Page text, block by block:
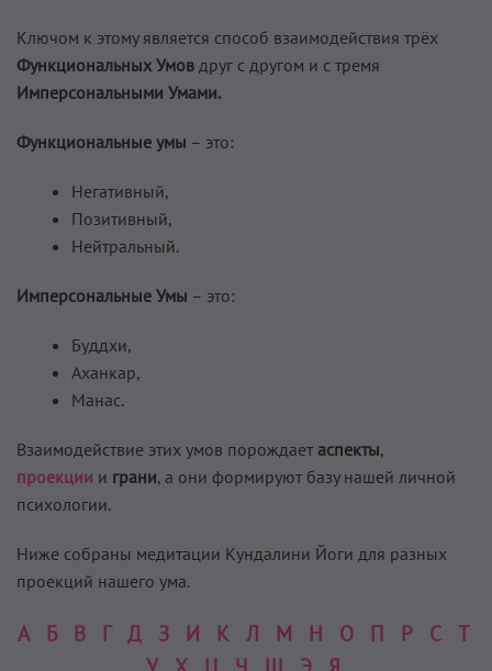
Ключом к этому является способ взаимодействия трёх
Функциональных Умов друг с другом и с тремя
Имперсональными Умами.
Функциональные умы – это:
Негативный,
Позитивный,
Нейтральный.
Имперсональные Умы – это:
Буддхи,
Аханкар,
Манас.
Взаимодействие этих умов порождает аспекты,
проекции и грани, а они формируют базу нашей личной
психологии.
Ниже собраны медитации Кундалини Йоги для разных
проекций нашего ума.
А Б В Г Д З И К Л М Н О П Р С Т